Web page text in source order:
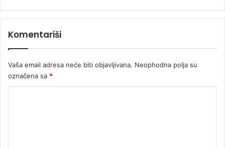
a
r
u
s
t
Komentariši
Vaša email adresa neće biti objavljivana. Neophodna polja su
označena sa *